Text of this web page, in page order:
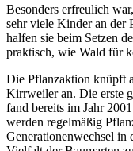
Besonders erfreulich
sehr viele Kinder an der
halfen sie beim Setzen
praktisch, wie Wald für
Die Pflanzaktion knüpft
Kirrweiler an. Die erste
fand bereits im Jahr
werden regelmäßig
Generationenwechsel in